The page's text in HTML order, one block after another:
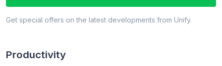
Get special offers on the latest developments from Unify.
Productivity